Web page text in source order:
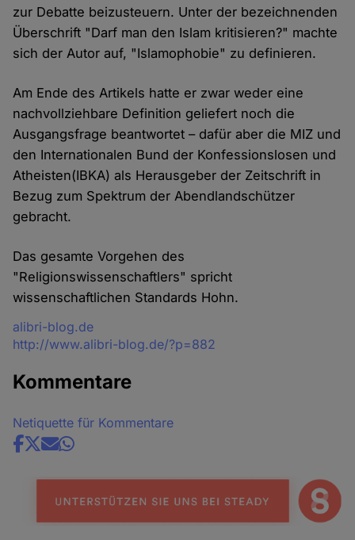
zur Debatte beizusteuern. Unter der bezeichnenden
Überschrift "Darf man den Islam kritisieren?" machte
sich der Autor auf, "Islamophobie" zu definieren.
Am Ende des Artikels hatte er zwar weder eine
nachvollziehbare Definition geliefert noch die
Ausgangsfrage beantwortet – dafür aber die MIZ und
den Internationalen Bund der Konfessionslosen und
Atheisten(IBKA) als Herausgeber der Zeitschrift in
Bezug zum Spektrum der Abendlandschützer
gebracht.
Das gesamte Vorgehen des
"Religionswissenschaftlers" spricht
wissenschaftlichen Standards Hohn.
Quelle
alibri-blog.de
http://www.alibri-blog.de/?p=882
Kommentare
Netiquette für Kommentare
Share
news